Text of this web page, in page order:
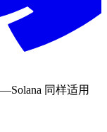
同样适用